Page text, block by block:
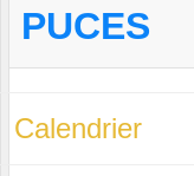
PUCES
Calendrier